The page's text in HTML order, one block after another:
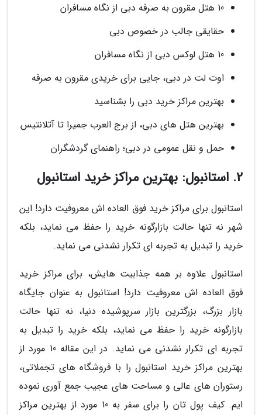
10 هتل مقرون به صرفه دبی از نگاه مسافران
حقایقی جالب در خصوص دبی
10 هتل لوکس دبی از نگاه مسافران
اوت لت در دبی، جایی برای خریدی مقرون به صرفه
بهترین مراکز خرید دبی را بشناسید
بهترین هتل های دبی، از برج العرب جمیرا تا آتلانتیس
حمل و نقل عمومی در دبی؛ راهنمای گردشگران
2. استانبول: بهترین مراکز خرید استانبول
استانبول برای مراکز خرید فوق العاده اش معروفیت دارد! این
شهر نه تنها حالت بازارگونه خرید را حفظ می نماید، بلکه
خرید را تبدیل به تجربه ای تکرار نشدنی می نماید.
استانبول علاوه بر همه جذابیت هایش، برای مراکز خرید
فوق العاده اش معروفیت دارد! استانبول به عنوان جایگاه
بازار بزرگ، بزرگترین بازار سرپوشیده دنیا، نه تنها حالت
بازارگونه خرید را حفظ می نماید، بلکه خرید را تبدیل به
تجربه ای تکرار نشدنی می نماید. در این مقاله 10 مورد از
بهترین مراکز خرید استانبول را با فروشگاه های تجملاتی،
رستوران های عالی و مساحت های عجیب جمع آوری نموده
ایم. کیف پول تان را برای سفر به 10 مورد از بهترین مراکز